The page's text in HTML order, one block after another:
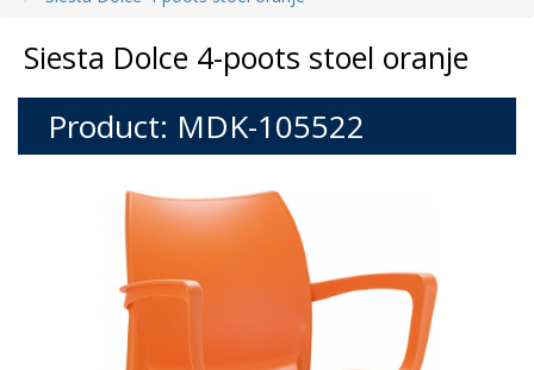
Siesta Dolce 4-poots stoel oranje
Product: MDK-105522